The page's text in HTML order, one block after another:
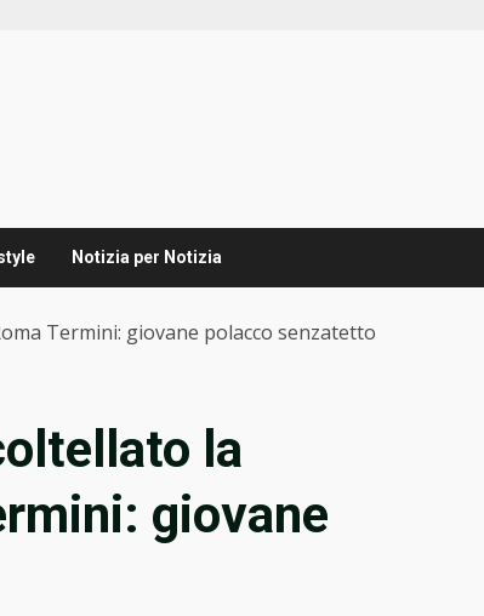
Notizia per Notizia
Termini: giovane polacco senzatetto
la
giovane